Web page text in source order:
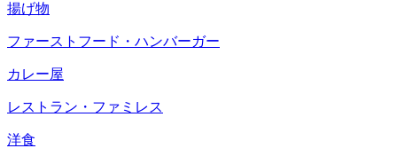
揚げ物
ファーストフード・ハンバーガー
カレー屋
レストラン・ファミレス
洋食